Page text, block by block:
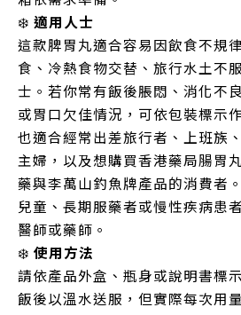
❄️ 適用人士
這款脾胃丸適合容易因飲食不規
食、冷熱食物交替、旅行水土不
士。若你常有飯後脹悶、消化不
或胃口欠佳情況，可依包裝標示
也適合經常出差旅行者、上班族
主婦，以及想購買香港藥局腸胃
藥與李萬山釣魚牌產品的消費者
兒童、長期服藥者或慢性疾病患
醫師或藥師。
❄️ 使用方法
請依產品外盒、瓶身或說明書標
飯後以溫水送服，但實際每次用